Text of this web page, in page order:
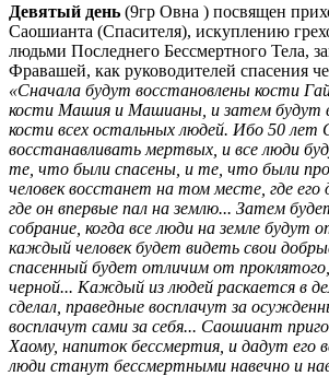
Девятый день (9гр Овна ) посвящен
Саошианта (Спасителя), искуплению
людьми Последнего Бессмертного Тела,
Фравашей, как руководителей спасения
«Сначала будут восстановлены кости
кости Машия и Машианы, и затем будут
кости всех остальных людей. Ибо 50 лет
восстанавливать мертвых, и все люди
те, что были спасены, и те, что были
человек восстанет на том месте, где его
где он впервые пал на землю... Затем
собрание, когда все люди на земле будут
каждый человек будет видеть свои
спасенный будет отличим от
черной... Каждый из людей раскается в
сделал, праведные восплачут за
восплачут сами за себя... Саошиант
Хаому, напиток бессмертия, и дадут его
люди станут бессмертными навечно и